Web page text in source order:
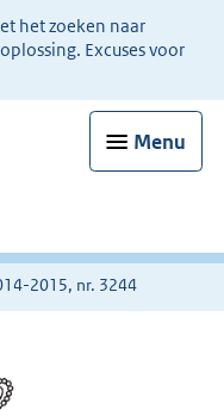
het zoeken naar
Excuses voor
Menu
2015, nr. 3244